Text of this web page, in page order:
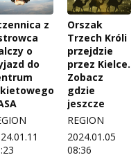
z
o
do
Orszak
Trzech Króli
przejdzie
przez Kielce.
Zobacz
gdzie
jeszcze
REGION
2024.01.05
08:36